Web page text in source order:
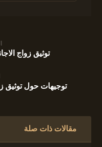
توثيق زواج
توجيهات حول توثيق
مقالات ذات صلة